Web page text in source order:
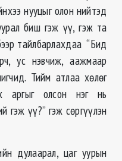
нууцыг олон нийтэд
биш гэж үү, гэж та
тайлбарлахдаа “Бид
ус нэвчиж, аажмаар
Тийм атлаа хөлөг
аргыг олсон нэг нь
гэж үү?” гэж сөргүүлэн
дулаарал, цаг уурын